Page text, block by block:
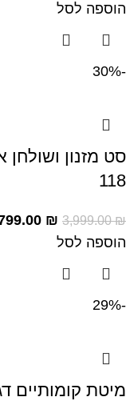
הוספה לסל
-30%
118
3,999.00₪
₪
הוספה לסל
-29%
מיטת קומותיים